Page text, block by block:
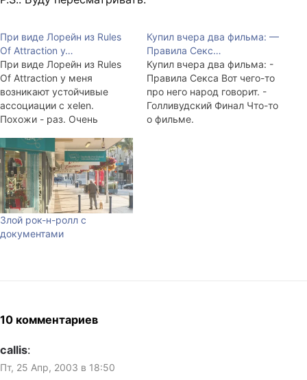
При виде Лорейн из Rules
Of Attraction у…
При виде Лорейн из Rules
Of Attraction у меня
возникают устойчивые
ассоциации с xelen.
Похожи - раз. Очень
Купил вчера два фильма: —
Правила Секс…
Купил вчера два фильма: -
Правила Секса Вот чего-то
про него народ говорит. -
Голливудский Финал Что-то
о фильме.
Злой рок-н-ролл с
документами
10 комментариев
callis:
Пт, 25 Апр, 2003 в 18:50